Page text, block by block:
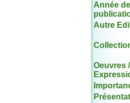
Année de
Autre
Oeuvres /